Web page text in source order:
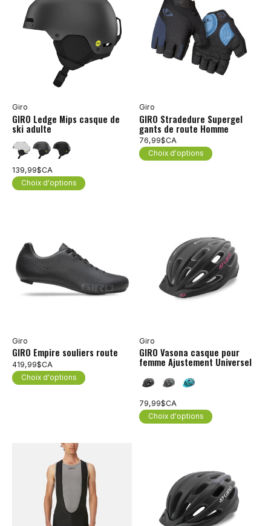
Giro
GIRO Ledge Mips casque de
ski adulte
139,99$CA
Choix d'options
Giro
GIRO Stradedure Supergel
gants de route Homme
76,99$CA
Choix d'options
Giro
GIRO Empire souliers route
419,99$CA
Choix d'options
Giro
GIRO Vasona casque pour
femme Ajustement Universel
79,99$CA
Choix d'options